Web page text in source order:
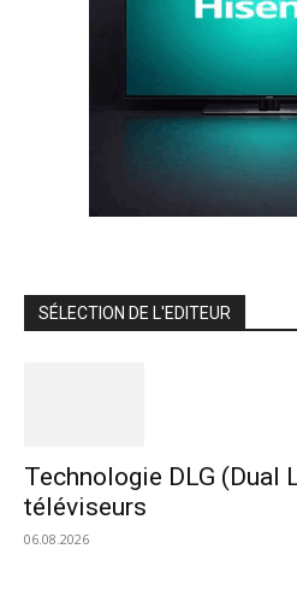
SÉLECTION DE L'EDITEUR
Technologie DLG (Dual
téléviseurs
06.08.2026